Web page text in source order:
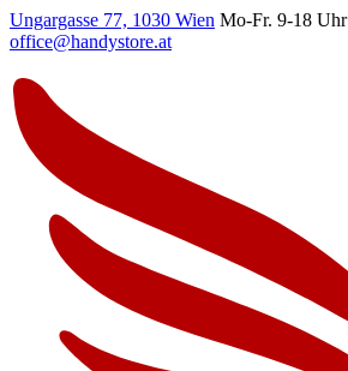
Ungargasse 77, 1030 Wien Mo-Fr. 9-18 Uhr
office@handystore.at